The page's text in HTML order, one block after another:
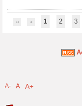
1 2 3
A- A A+